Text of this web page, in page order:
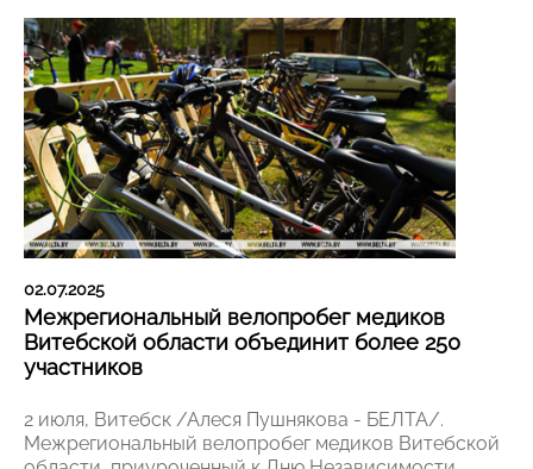
02.07.2025
Межрегиональный велопробег медиков
Витебской области объединит более 250
участников
2 июля, Витебск /Алеся Пушнякова - БЕЛТА/.
Межрегиональный велопробег медиков Витебской